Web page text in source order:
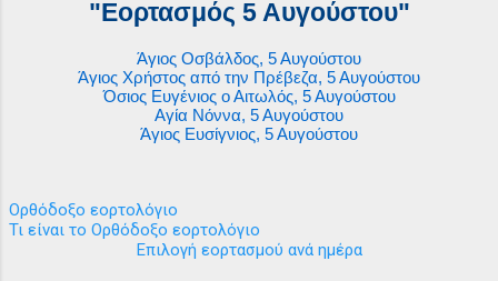
"Εορτασμός 5 Αυγούστου"
Άγιος Οσβάλδος, 5 Αυγούστου
Άγιος Χρήστος από την Πρέβεζα, 5 Αυγούστου
Όσιος Ευγένιος ο Αιτωλός, 5 Αυγούστου
Αγία Νόννα, 5 Αυγούστου
Άγιος Ευσίγνιος, 5 Αυγούστου
Ορθόδοξο εορτολόγιο
Τι είναι το Ορθόδοξο εορτολόγιο
Επιλογή εορτασμού ανά ημέρα